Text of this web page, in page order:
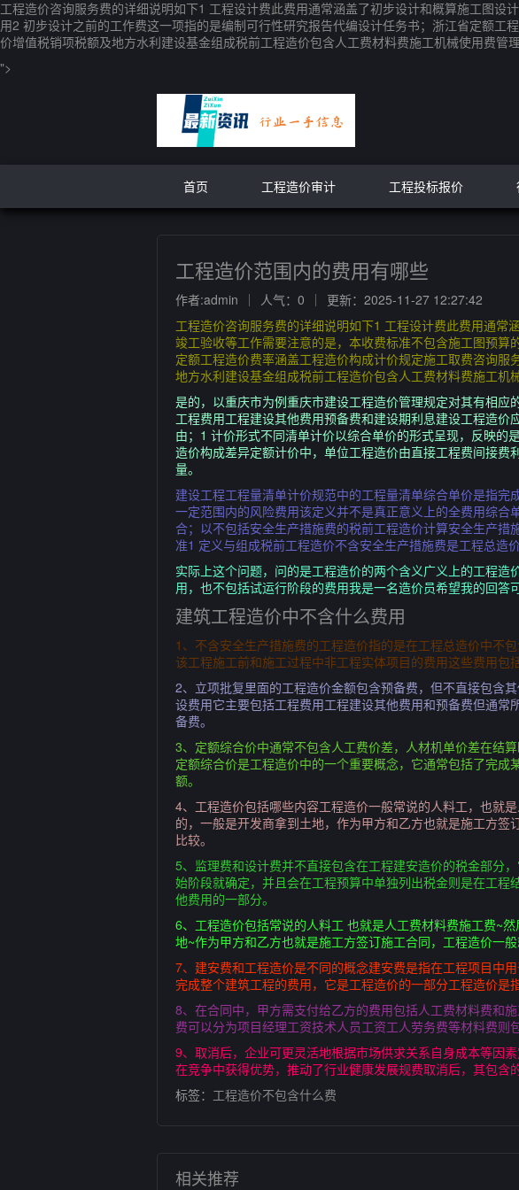
工程造价咨询服务费的详细说明如下1 工程设计费此费用通常涵盖了初步设计和概算施工图
用2 初步设计之前的工作费这一项指的是编制可行性研究报告代编设计任务书；浙江省定额
价增值税销项税额及地方水利建设基金组成税前工程造价包含人工费材料费施工机械使用费管
">
首页 工程造价审计 工程投标报价
工程造价范围内的费用有哪些
作者:admin 人气：0
更新：2025-11-27 12:27:42
工程造价咨询服务费的详细说明如下1 工程设计费此费用通
竣工验收等工作需要注意的是，本收费标准不包含施工图预
定额工程造价费率涵盖工程造价构成计价规定施工取费咨询
地方水利建设基金组成税前工程造价包含人工费材料费施工机
是的，以重庆市为例重庆市建设工程造价管理规定对其有相
工程费用工程建设其他费用预备费和建设期利息建设工程造价
由；1 计价形式不同清单计价以综合单价的形式呈现，反映
造价构成差异定额计价中，单位工程造价由直接工程费间接
量。
建设工程工程量清单计价规范中的工程量清单综合单价是指
一定范围内的风险费用该定义并不是真正意义上的全费用综
合；以不包括安全生产措施费的税前工程造价计算安全生产
准1 定义与组成税前工程造价不含安全生产措施费是工程总造
实际上这个问题，问的是工程造价的两个含义广义上的工程
用，也不包括试运行阶段的费用我是一名造价员希望我的回答
建筑工程造价中不含什么费用
1、不含安全生产措施费的工程造价指的是在工程总造价中不
该工程施工前和施工过程中非工程实体项目的费用这些费用包
2、立项批复里面的工程造价金额包含预备费，但不直接包含
设费用它主要包括工程费用工程建设其他费用和预备费但通
备费。
3、定额综合价中通常不包含人工费价差，人材机单价差在结
定额综合价是工程造价中的一个重要概念，它通常包括了完
额。
4、工程造价包括哪些内容工程造价一般常说的人料工，也就
的，一般是开发商拿到土地，作为甲方和乙方也就是施工方
比较。
5、监理费和设计费并不直接包含在工程建安造价的税金部分
始阶段就确定，并且会在工程预算中单独列出税金则是在工
他费用的一部分。
6、工程造价包括常说的人料工 也就是人工费材料费施工费~
地~作为甲方和乙方也就是施工方签订施工合同，工程造价一
7、建安费和工程造价是不同的概念建安费是指在工程项目中
完成整个建筑工程的费用，它是工程造价的一部分工程造价是
8、在合同中，甲方需支付给乙方的费用包括人工费材料费和
费可以分为项目经理工资技术人员工资工人劳务费等材料费则
9、取消后，企业可更灵活地根据市场供求关系自身成本等因
在竞争中获得优势，推动了行业健康发展规费取消后，其包含
标签： 工程造价不包含什么费
相关推荐